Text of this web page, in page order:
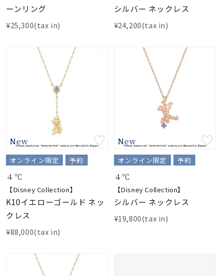
誕生石
ファッションテイス
着用シーン
コレクション
レディース
ーンリング
¥25,300(tax in)
シルバー ネックレス
¥24,200(tax in)
New
オンライン限定 予約
４℃
【Disney Collection】
K10イエローゴールド ネッ
クレス
¥88,000(tax in)
New
オンライン限定 予約
４℃
【Disney Collection】
シルバー ネックレス
¥19,800(tax in)